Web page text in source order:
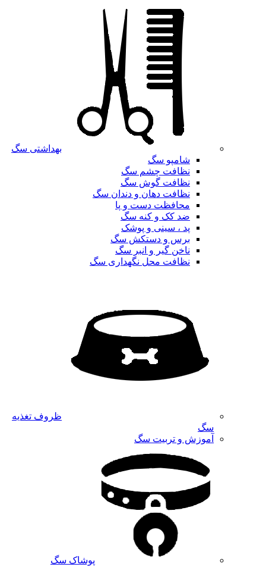
بهداشتی سگ
شامپو سگ
نظافت چشم سگ
نظافت گوش سگ
نظافت دهان و دندان سگ
محافظت دست و پا
ضد کک و کنه سگ
پد ، سینی و پوشک
برس و دستکش سگ
ناخن گیر و انبر سگ
نظافت محل نگهداری سگ
ظروف تغذیه
سگ
آموزش و تربیت سگ
پوشاک سگ